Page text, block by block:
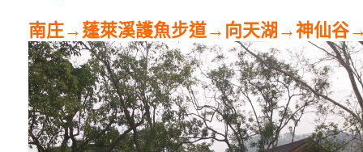
南庄→蓬萊溪護魚步道→向天湖→神仙谷